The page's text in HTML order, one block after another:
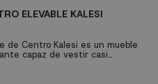
ELEVABLE KALESI
de Centro Kalesi es un mueble
capaz de vestir casi
su tapa para guardar cualquier